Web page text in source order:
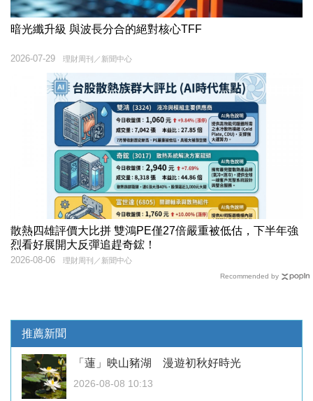
暗光纖升級 與波長分合的絕對核心TFF
理財周刊／新聞中心
2026-07-29
散熱四雄評價大比拼 雙鴻PE僅27倍嚴重被低估，下半年強
烈看好展開大反彈追趕奇鋐！
理財周刊／新聞中心
2026-08-06
Recommended by
推薦新聞
「蓮」映山豬湖 漫遊初秋好時光
2026-08-08 10:13